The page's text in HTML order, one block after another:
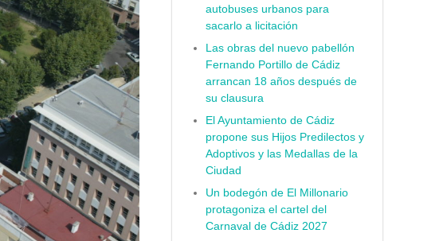
autobuses urbanos para
sacarlo a licitación
Las obras del nuevo pabellón
Fernando Portillo de Cádiz
arrancan 18 años después de
su clausura
El Ayuntamiento de Cádiz
propone sus Hijos Predilectos y
Adoptivos y las Medallas de la
Ciudad
Un bodegón de El Millonario
protagoniza el cartel del
Carnaval de Cádiz 2027